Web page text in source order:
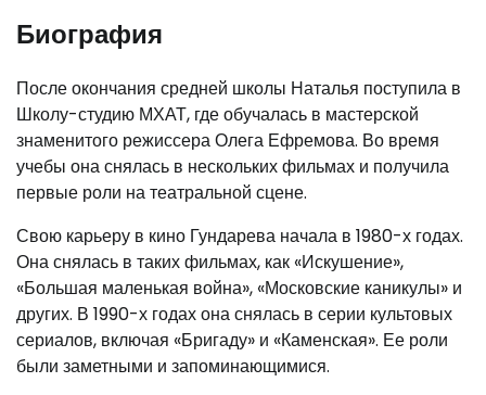
Биография
После окончания средней школы Наталья поступила в
Школу-студию МХАТ, где обучалась в мастерской
знаменитого режиссера Олега Ефремова. Во время
учебы она снялась в нескольких фильмах и получила
первые роли на театральной сцене.
Свою карьеру в кино Гундарева начала в 1980-х годах.
Она снялась в таких фильмах, как «Искушение»,
«Большая маленькая война», «Московские каникулы» и
других. В 1990-х годах она снялась в серии культовых
сериалов, включая «Бригаду» и «Каменская». Ее роли
были заметными и запоминающимися.